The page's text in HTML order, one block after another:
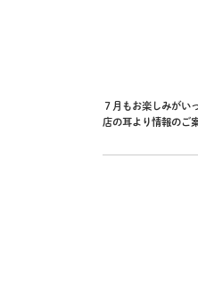
７月もお楽しみがい
店の耳より情報のご